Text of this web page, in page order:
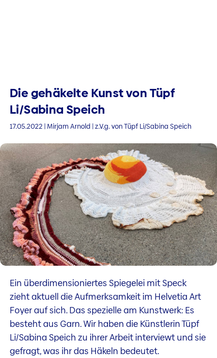
Die gehäkelte Kunst von Tüpf
Li/Sabina Speich
17.05.2022 | Mirjam Arnold | z.V.g. von Tüpf Li/Sabina Speich
Ein überdimensioniertes Spiegelei mit Speck
zieht aktuell die Aufmerksamkeit im Helvetia Art
Foyer auf sich. Das spezielle am Kunstwerk: Es
besteht aus Garn. Wir haben die Künstlerin Tüpf
Li/Sabina Speich zu ihrer Arbeit interviewt und sie
gefragt, was ihr das Häkeln bedeutet.